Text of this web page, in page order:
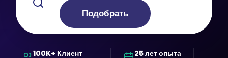
Подобрать
100K+ Клиент 25 лет опыта